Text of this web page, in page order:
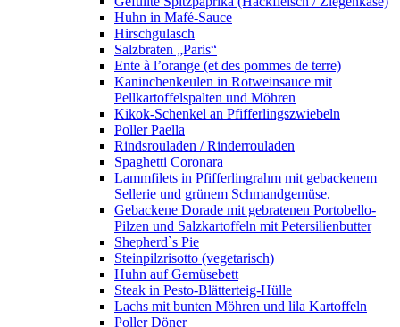
Huhn in Mafé-Sauce
Hirschgulasch
Salzbraten „Paris“
Ente à l’orange (et des pommes de terre)
Kaninchenkeulen in Rotweinsauce mit
Pellkartoffelspalten und Möhren
Kikok-Schenkel an Pfifferlingszwiebeln
Poller Paella
Rindsrouladen / Rinderrouladen
Spaghetti Coronara
Lammfilets in Pfifferlingrahm mit gebackenem
Sellerie und grünem Schmandgemüse.
Gebackene Dorade mit gebratenen Portobello-
Pilzen und Salzkartoffeln mit Petersilienbutter
Shepherd`s Pie
Steinpilzrisotto (vegetarisch)
Huhn auf Gemüsebett
Steak in Pesto-Blätterteig-Hülle
Lachs mit bunten Möhren und lila Kartoffeln
Poller Döner